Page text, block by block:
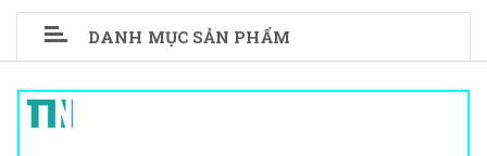
DANH MỤC SẢN PHẨM